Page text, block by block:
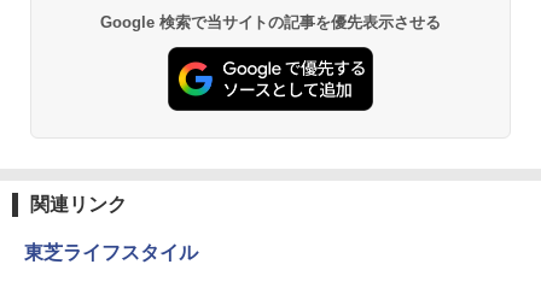
Google 検索で当サイトの記事を優先表示させる
関連リンク
東芝ライフスタイル